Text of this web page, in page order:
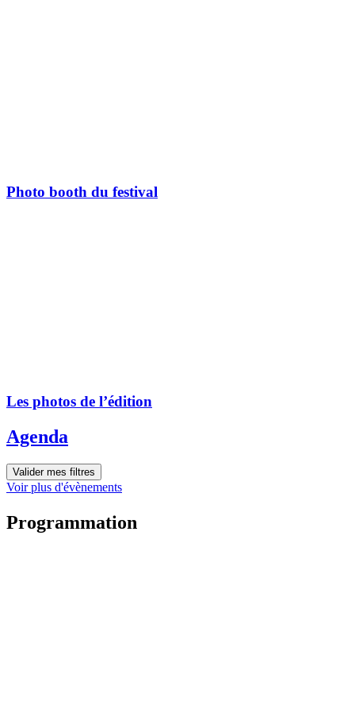
Photo booth du festival
Les photos de l’édition
Agenda
Valider mes filtres
Voir plus d'évènements
Programmation